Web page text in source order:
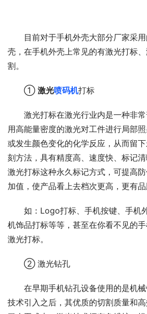
目前对于手机外壳大部分厂家采
壳，在手机外壳上常见的有激光打标
割。
① 激光喷码机打标
激光打标在激光行业内是一种非
用高能量密度的激光对工件进行局部
或发生颜色变化的化学反应，从而留
刻方法，具有精度高、速度快、标记
激光打标这种永久标记方式，可提高
加值，使产品看上去档次更高，更有品
如：Logo打标、手机按键、手机
机饰品打标等等，甚至在你看不见的
激光打标。
② 激光钻孔
在早期手机钻孔设备使用的是机
技术引入之后，其优质的切割质量和